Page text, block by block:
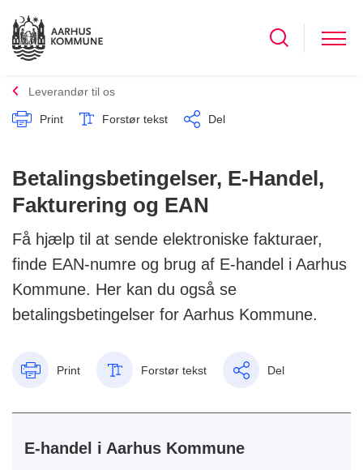
Leverandør til os
Print Forstør tekst Del
Betalingsbetingelser, E-Handel,
Fakturering og EAN
Få hjælp til at sende elektroniske fakturaer,
finde EAN-numre og brug af E-handel i Aarhus
Kommune. Her kan du også se
betalingsbetingelser for Aarhus Kommune.
Print Forstør tekst Del
E-handel i Aarhus Kommune